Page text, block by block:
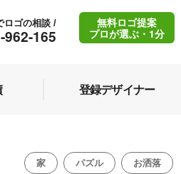
962-165
ロゴの相談 /
無料ロゴ提案
プロが選ぶ・1分
登録デザイナー
家 パズル お洒落